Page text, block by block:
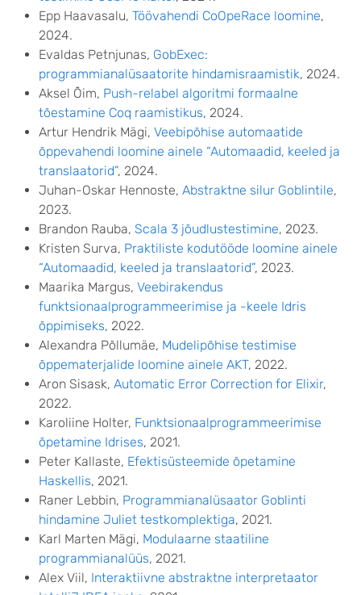
Epp Haavasalu, Töövahendi CoOpeRace loomine,
2024.
Evaldas Petnjunas, GobExec:
programmianalüsaatorite hindamisraamistik, 2024.
Aksel Õim, Push-relabel algoritmi formaalne
tõestamine Coq raamistikus, 2024.
Artur Hendrik Mägi, Veebipõhise automaatide
õppevahendi loomine ainele “Automaadid, keeled ja
translaatorid”, 2024.
Juhan-Oskar Hennoste, Abstraktne silur Goblintile,
2023.
Brandon Rauba, Scala 3 jõudlustestimine, 2023.
Kristen Surva, Praktiliste kodutööde loomine ainele
“Automaadid, keeled ja translaatorid”, 2023.
Maarika Margus, Veebirakendus
funktsionaalprogrammeerimise ja -keele Idris
õppimiseks, 2022.
Alexandra Põllumäe, Mudelipõhise testimise
õppematerjalide loomine ainele AKT, 2022.
Aron Sisask, Automatic Error Correction for Elixir,
2022.
Karoliine Holter, Funktsionaalprogrammeerimise
õpetamine Idrises, 2021.
Peter Kallaste, Efektisüsteemide õpetamine
Haskellis, 2021.
Raner Lebbin, Programmianalüsaator Goblinti
hindamine Juliet testkomplektiga, 2021.
Karl Marten Mägi, Modulaarne staatiline
programmianalüüs, 2021.
Alex Viil, Interaktiivne abstraktne interpretaator